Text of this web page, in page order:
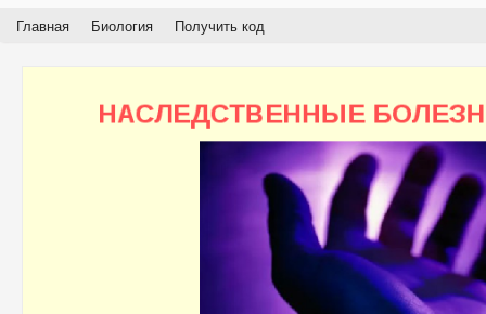
Главная Биология Получить код